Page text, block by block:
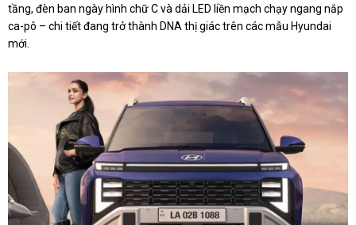
tầng, đèn ban ngày hình chữ C và dải LED liền mạch chạy ngang nắp
ca-pô – chi tiết đang trở thành DNA thị giác trên các mẫu Hyundai
mới.